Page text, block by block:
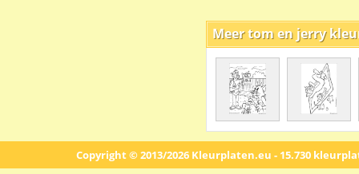
Meer tom en jerry
Copyright © 2013/2026 Kleurplaten.eu - 15.730